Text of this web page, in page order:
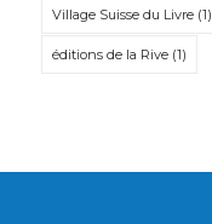
Village Suisse du Livre(1)
éditions de la Rive(1)